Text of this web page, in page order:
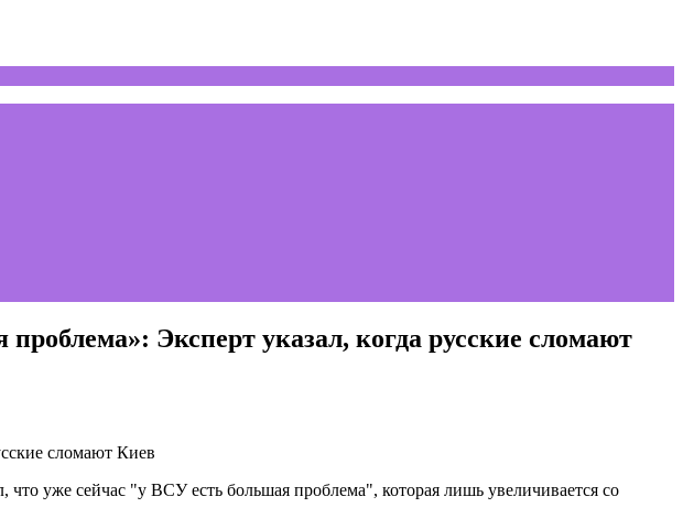
Эксперт указал, когда русские сломают
уже сейчас "у ВСУ есть большая проблема", которая лишь увеличивается со